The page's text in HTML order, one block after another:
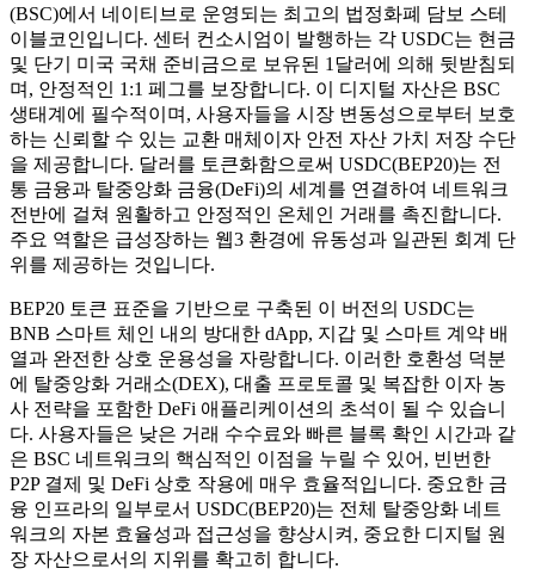
(BSC)에서 네이티브로 운영되는 최고의 법정화폐 담보 스테
이블코인입니다. 센터 컨소시엄이 발행하는 각 USDC는 현금
및 단기 미국 국채 준비금으로 보유된 1달러에 의해 뒷받침되
며, 안정적인 1:1 페그를 보장합니다. 이 디지털 자산은 BSC
생태계에 필수적이며, 사용자들을 시장 변동성으로부터 보호
하는 신뢰할 수 있는 교환 매체이자 안전 자산 가치 저장 수단
을 제공합니다. 달러를 토큰화함으로써 USDC(BEP20)는 전
통 금융과 탈중앙화 금융(DeFi)의 세계를 연결하여 네트워크
전반에 걸쳐 원활하고 안정적인 온체인 거래를 촉진합니다.
주요 역할은 급성장하는 웹3 환경에 유동성과 일관된 회계 단
위를 제공하는 것입니다.
BEP20 토큰 표준을 기반으로 구축된 이 버전의 USDC는
BNB 스마트 체인 내의 방대한 dApp, 지갑 및 스마트 계약 배
열과 완전한 상호 운용성을 자랑합니다. 이러한 호환성 덕분
에 탈중앙화 거래소(DEX), 대출 프로토콜 및 복잡한 이자 농
사 전략을 포함한 DeFi 애플리케이션의 초석이 될 수 있습니
다. 사용자들은 낮은 거래 수수료와 빠른 블록 확인 시간과 같
은 BSC 네트워크의 핵심적인 이점을 누릴 수 있어, 빈번한
P2P 결제 및 DeFi 상호 작용에 매우 효율적입니다. 중요한 금
융 인프라의 일부로서 USDC(BEP20)는 전체 탈중앙화 네트
워크의 자본 효율성과 접근성을 향상시켜, 중요한 디지털 원
장 자산으로서의 지위를 확고히 합니다.